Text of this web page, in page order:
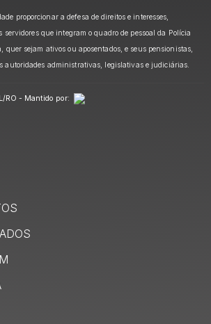
proporcionar a defesa de direitos e interesses,
que integram o quadro de pessoal da Polícia
quer sejam ativos ou aposentados, e seus pensionistas,
autoridades administrativas, legislativas e judiciárias.
RO - Mantido por: